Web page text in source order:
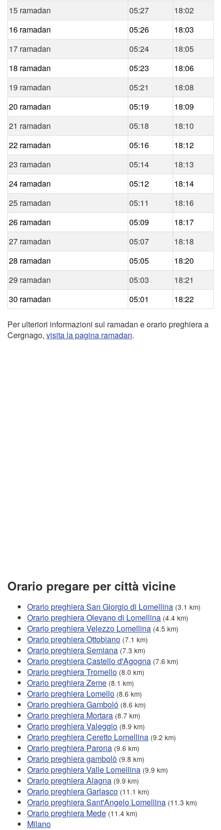
15 ramadan 05:27
18:02
16 ramadan
05:26
18:03
17 ramadan
05:24
18:05
18 ramadan
05:23
18:06
19 ramadan
05:21
18:08
20 ramadan
05:19
18:09
21 ramadan
05:18
18:10
22 ramadan
05:16
18:12
23 ramadan
05:14
18:13
24 ramadan
05:12
18:14
25 ramadan
05:11
18:16
26 ramadan
05:09
18:17
27 ramadan
05:07
18:18
28 ramadan
05:05
18:20
29 ramadan
05:03
18:21
30 ramadan
05:01 18:22
Per ulteriori informazioni sul ramadan e orario preghiera a
Cergnago, visita la pagina ramadan.
Orario pregare per città vicine
Orario preghiera San Giorgio di Lomellina (3.1 km)
Orario preghiera Olevano di Lomellina (4.4 km)
Orario preghiera Velezzo Lomellina (4.5 km)
Orario preghiera Ottobiano (7.1 km)
Orario preghiera Semiana (7.3 km)
Orario preghiera Castello d'Agogna (7.6 km)
Orario preghiera Tromello (8.0 km)
Orario preghiera Zeme (8.1 km)
Orario preghiera Lomello (8.6 km)
Orario preghiera Gamboló (8.6 km)
Orario preghiera Mortara (8.7 km)
Orario preghiera Valeggio (8.9 km)
Orario preghiera Ceretto Lomellina (9.2 km)
Orario preghiera Parona (9.6 km)
Orario preghiera gambolò (9.8 km)
Orario preghiera Valle Lomellina (9.9 km)
Orario preghiera Alagna (9.9 km)
Orario preghiera Garlasco (11.1 km)
Orario preghiera Sant'Angelo Lomellina (11.3 km)
Orario preghiera Mede (11.4 km)
Milano